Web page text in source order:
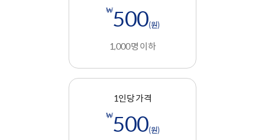
₩500(원)
1,000명 이하
1인당 가격
₩500(원)